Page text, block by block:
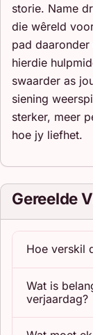
storie. Name
die wêreld
pad
hierdie
swaarder as
siening
sterker, meer
hoe jy liefhet.
Gereelde
Hoe verskil
Wat is
verjaardag?